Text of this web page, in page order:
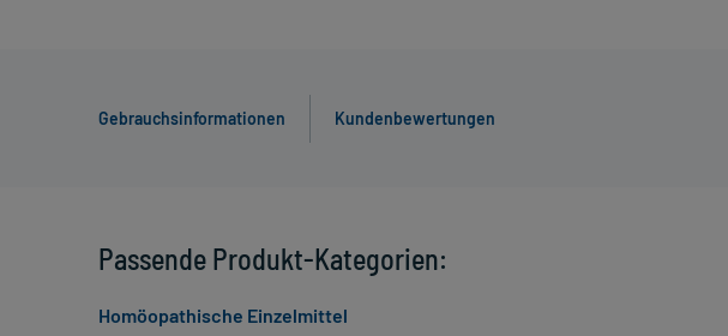
Gebrauchsinformationen Kundenbewertungen
Passende Produkt-Kategorien:
Homöopathische Einzelmittel